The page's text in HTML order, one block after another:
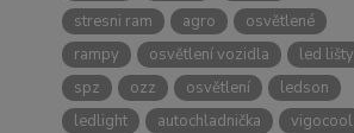
stresni ram
agro
osvětlené
rampy
osvětlení vozidla
led lišty
spz
ozz osvětlení
ledson
ledlight
autochladnička
vigocool